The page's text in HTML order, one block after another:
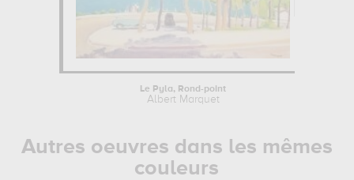
Le Pyla, Rond-point
Albert Marquet
Autres oeuvres dans les mêmes
couleurs